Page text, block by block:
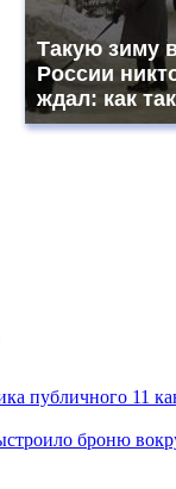
Такую зиму
России
ждал: как